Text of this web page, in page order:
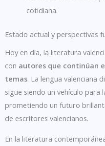
cotidiana.
Estado actual y perspectivas
Hoy en día, la literatura
con autores que continúan
temas. La lengua valenciana
sigue siendo un vehículo
prometiendo un futuro
de escritores valencianos.
En la literatura